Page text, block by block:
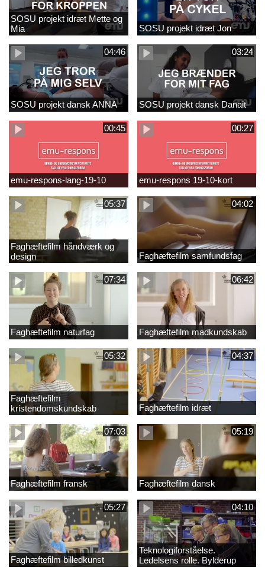
SOSU projekt idræt Mette og
Mia
SOSU projekt idræt Jon
04:46
SOSU projekt dansk ANNA
03:24
SOSU projekt dansk Danait
00:45
emu-respons-lang-19-10
00:27
emu-respons 19-10-kort
05:37
Faghæftefilm håndværk og
design
04:02
Faghæftefilm samfundsfag
07:34
Faghæftefilm naturfag
06:42
Faghæftefilm madkundskab
05:32
Faghæftefilm
kristendomskundskab
04:37
Faghæftefilm idræt
07:03
Faghæftefilm fransk
05:19
Faghæftefilm dansk
05:27
Faghæftefilm billedkunst
04:10
Teknologiforståelse.
Ledelsens rolle. Bylderup